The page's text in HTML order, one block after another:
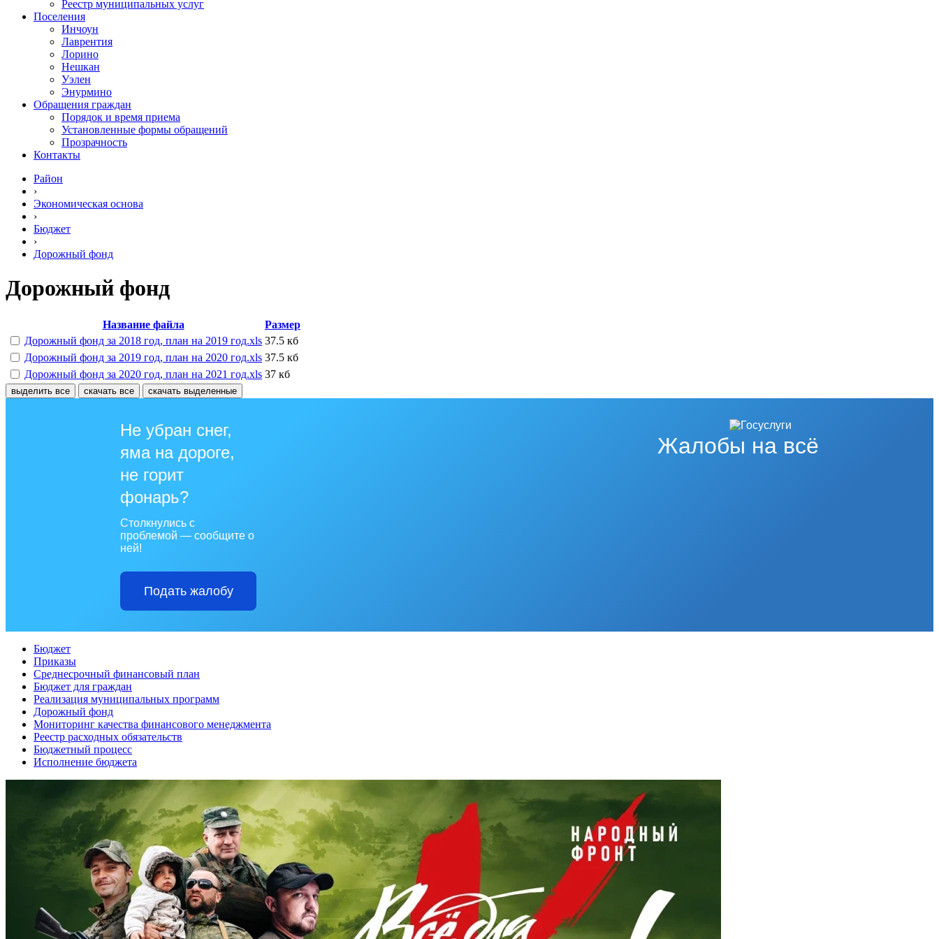
Реестр муниципальных услуг
Поселения
Инчоун
Лаврентия
Лорино
Нешкан
Уэлен
Энурмино
Обращения граждан
Порядок и время приема
Установленные формы обращений
Прозрачность
Контакты
Район
›
Экономическая основа
›
Бюджет
›
Дорожный фонд
Дорожный фонд
Название файла
Размер
Дорожный фонд за 2018 год, план на 2019 год.xls 37.5 кб
Дорожный фонд за 2019 год, план на 2020 год.xls 37.5 кб
Дорожный фонд за 2020 год, план на 2021 год.xls 37 кб
выделить все скачать все скачать выделенные
Жалобы на всё
Не убран снег,
яма на дороге,
не горит
фонарь?
Столкнулись с
проблемой — сообщите о
ней!
Подать жалобу
Бюджет
Приказы
Среднесрочный финансовый план
Бюджет для граждан
Реализация муниципальных программ
Дорожный фонд
Мониторинг качества финансового менеджмента
Реестр расходных обязательств
Бюджетный процесс
Исполнение бюджета